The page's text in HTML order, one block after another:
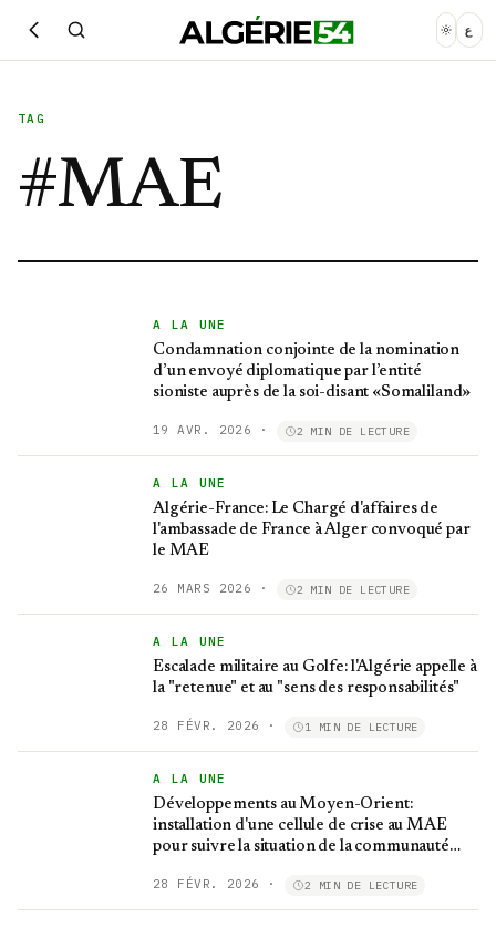
ع
TAG
#MAE
A LA UNE
Condamnation conjointe de la nomination
d’un envoyé diplomatique par l’entité
sioniste auprès de la soi-disant «Somaliland»
19 AVR. 2026 · 2 MIN DE LECTURE
A LA UNE
Algérie-France: Le Chargé d'affaires de
l'ambassade de France à Alger convoqué par
le MAE
26 MARS 2026 · 2 MIN DE LECTURE
A LA UNE
Escalade militaire au Golfe: l'Algérie appelle à
la "retenue" et au "sens des responsabilités"
28 FÉVR. 2026 · 1 MIN DE LECTURE
A LA UNE
Développements au Moyen-Orient:
installation d'une cellule de crise au MAE
pour suivre la situation de la communauté
28 FÉVR. 2026 · 2 MIN DE LECTURE